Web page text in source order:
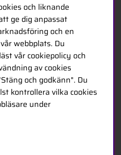
av de mest kunniga
på hobby,
i Enköping,
Stockholm och
och liknande
ge dig anpassat
och en
webbplats. Du
vår cookiepolicy och
av cookies
och godkänn". Du
kontrollera vilka cookies
under